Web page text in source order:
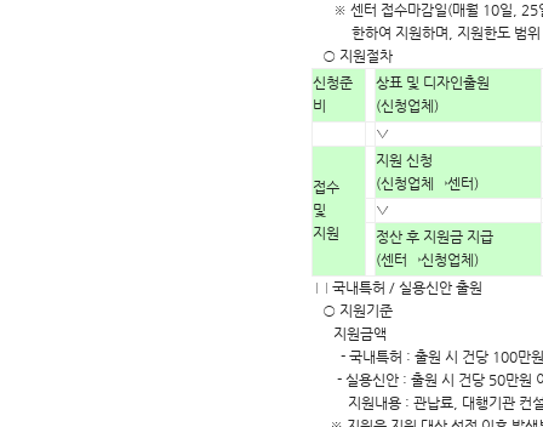
※ 센터 접수마감일(매월 10일, 25
한하여 지원하며, 지원한도 범위
○ 지원절차
신청준
비
상표 및 디자인출원
(신청업체)
▽
접수
및
지원
지원 신청
(신청업체→센터)
▽
정산 후 지원금 지급
(센터→신청업체)
□ 국내특허 / 실용신안 출원
○ 지원기준
지원금액
- 국내특허 : 출원 시 건당 100만원
- 실용신안 : 출원 시 건당 50만원
지원내용 : 관납료, 대행기관 컨설